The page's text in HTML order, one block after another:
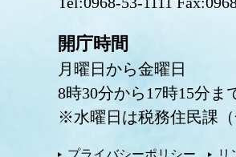
開庁時間
月曜日から金曜日
8時30分から17時15分ま
※水曜日は税務住民課
プライバシーポリシー リ